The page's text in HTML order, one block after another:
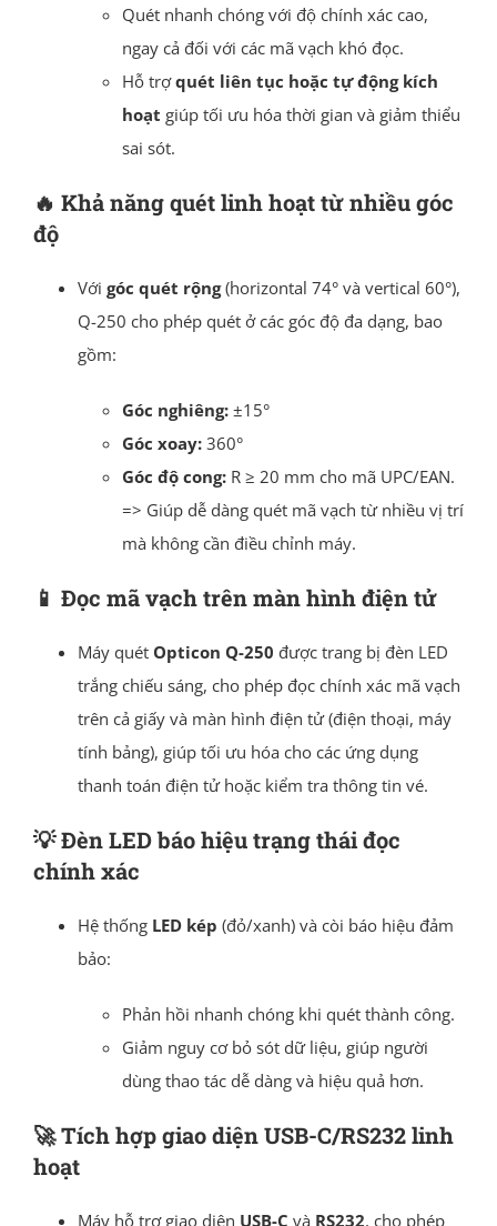
Quét nhanh chóng với độ chính xác cao,
ngay cả đối với các mã vạch khó đọc.
Hỗ trợquét liên tục hoặc tự động kích
hoạt giúp tối ưu hóa thời gian và giảm thiểu
sai sót.
🔥 Khả năng quét linh hoạt từ nhiều góc
độ
Với góc quét rộng(horizontal 74° và vertical 60°),
Q-250 cho phép quét ở các góc độ đa dạng, bao
gồm:
Góc nghiêng:±15°
Góc xoay:360°
Góc độ cong:R ≥ 20 mm cho mã UPC/EAN.
=> Giúp dễ dàng quét mã vạch từ nhiều vị trí
mà không cần điều chỉnh máy.
📱 Đọc mã vạch trên màn hình điện tử
Máy quét Opticon Q-250 được trang bị đèn LED
trắng chiếu sáng, cho phép đọc chính xác mã vạch
trên cả giấy và màn hình điện tử (điện thoại, máy
tính bảng), giúp tối ưu hóa cho các ứng dụng
thanh toán điện tử hoặc kiểm tra thông tin vé.
💡Đèn LED báo hiệu trạng thái đọc
chính xác
Hệ thống LED kép (đỏ/xanh) và còi báo hiệu đảm
bảo:
Phản hồi nhanh chóng khi quét thành công.
Giảm nguy cơ bỏ sót dữ liệu, giúp người
dùng thao tác dễ dàng và hiệu quả hơn.
🚀Tích hợp giao diện USB-C/RS232 linh
hoạt
Máy hỗ trợ giao diện USB-C và RS232, cho phép